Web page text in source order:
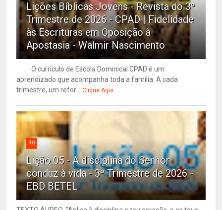
Lições Bíblicas Jovens - Revista do 3º
Trimestre de 2026 - CPAD | Fidelidade
às Escrituras em Oposição à
Apostasia - Walmir Nascimento
O currículo de Escola Dominical CPAD é um
aprendizado que acompanha toda a família. A cada
trimestre, um refor... Clique Aqui
10
Lição 05 - A disciplina do Senhor
conduz à vida - 3º Trimestre de 2026 -
EBD BETEL